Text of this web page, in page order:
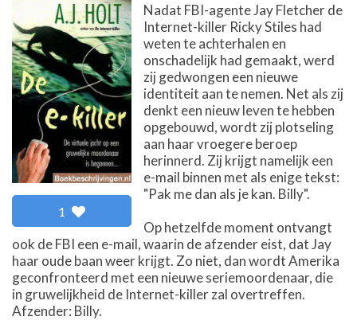
1
Nadat FBI-agente Jay Fletcher de
Internet-killer Ricky Stiles had
weten te achterhalen en
onschadelijk had gemaakt, werd
zij gedwongen een nieuwe
identiteit aan te nemen. Net als zij
denkt een nieuw leven te hebben
opgebouwd, wordt zij plotseling
aan haar vroegere beroep
herinnerd. Zij krijgt namelijk een
e-mail binnen met als enige tekst:
"Pak me dan als je kan. Billy".
Op hetzelfde moment ontvangt
ook de FBI een e-mail, waarin de afzender eist, dat Jay
haar oude baan weer krijgt. Zo niet, dan wordt Amerika
geconfronteerd met een nieuwe seriemoordenaar, die
in gruwelijkheid de Internet-killer zal overtreffen.
Afzender: Billy.